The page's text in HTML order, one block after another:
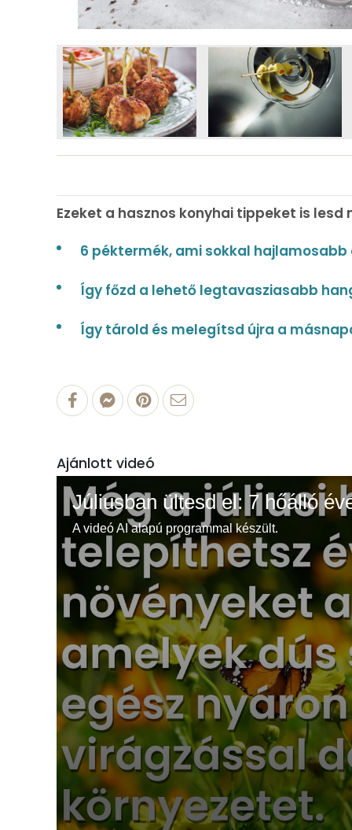
Ezeket a hasznos konyhai tippeket is lesd
6 péktermék, ami sokkal
Így főzd a lehető legtavasziasabb
Így tárold és melegítsd újra a
Ajánlott videó
Júliusban ültesd el: 7 hőálló
A videó AI alapú programmal készült.